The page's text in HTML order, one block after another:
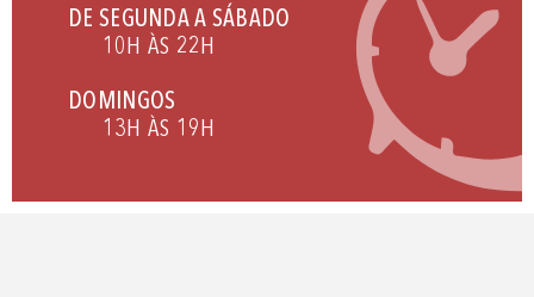
DE SEGUNDA A SÁBADO
10H ÀS 22H
DOMINGOS
13H ÀS 19H